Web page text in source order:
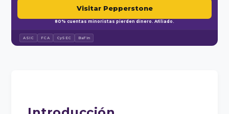
Visitar Pepperstone
80% cuentas minoristas pierden dinero. Afiliado.
ASIC FCA CySEC BaFin